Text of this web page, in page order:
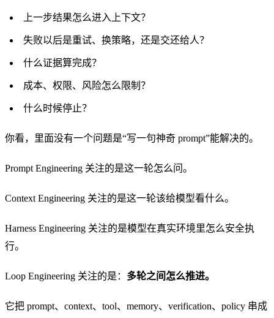
上一步结果怎么进入上下文？
失败以后是重试、换策略，还是交还给人？
什么证据算完成？
成本、权限、风险怎么限制？
什么时候停止？
你看，里面没有一个问题是“写一句神奇 prompt”能解决的。
Prompt Engineering 关注的是这一轮怎么问。
Context Engineering 关注的是这一轮该给模型看什么。
Harness Engineering 关注的是模型在真实环境里怎么安全执
行。
Loop Engineering 关注的是： 多轮之间怎么推进。
它把 prompt、context、tool、memory、verification、policy 串成